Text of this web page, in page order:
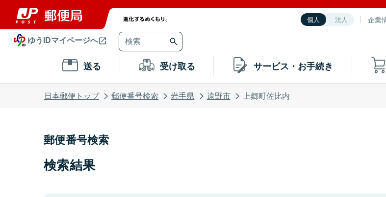
個人 法人 企業
ゆうIDマイページへ
送る 受け取る サービス・お手続き
日本郵便トップ 郵便番号検索 岩手県 遠野市 上郷町佐比内
郵便番号検索
検索結果